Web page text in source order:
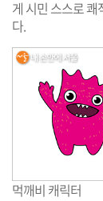
게 시민 스스로
다.
먹깨비 캐릭터